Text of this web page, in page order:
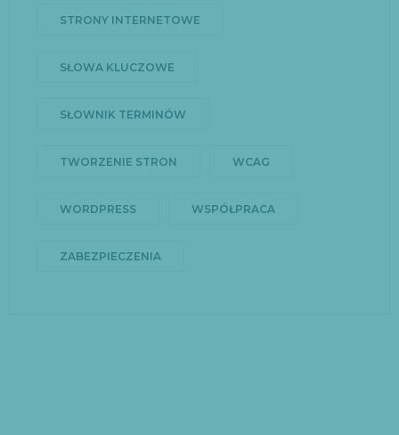
STRONY INTERNETOWE
SŁOWA KLUCZOWE
SŁOWNIK TERMINÓW
TWORZENIE STRON WCAG
WORDPRESS WSPÓŁPRACA
ZABEZPIECZENIA